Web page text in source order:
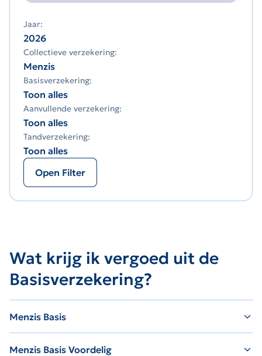
Jaar:
2026
Collectieve verzekering:
Menzis
Basisverzekering:
Toon alles
Aanvullende verzekering:
Toon alles
Tandverzekering:
Toon alles
Open Filter
Wat krijg ik vergoed uit de
Basisverzekering?
Menzis Basis
Menzis Basis Voordelig